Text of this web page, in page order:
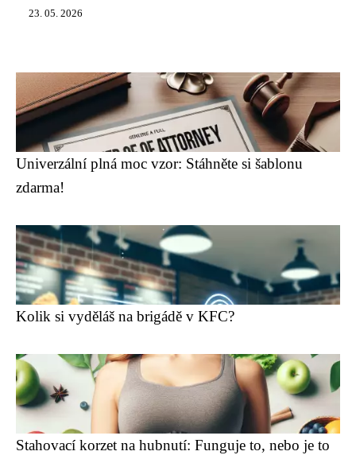
23. 05. 2026
Univerzální plná moc vzor: Stáhněte si šablonu
zdarma!
Kolik si vyděláš na brigádě v KFC?
Stahovací korzet na hubnutí: Funguje to, nebo je to